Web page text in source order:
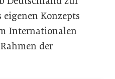
Konzepts
Internationalen
der